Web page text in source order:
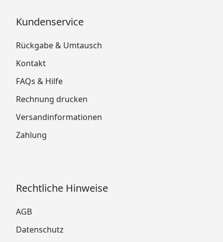
Kundenservice
Rückgabe & Umtausch
Kontakt
FAQs & Hilfe
Rechnung drucken
Versandinformationen
Zahlung
Rechtliche Hinweise
AGB
Datenschutz